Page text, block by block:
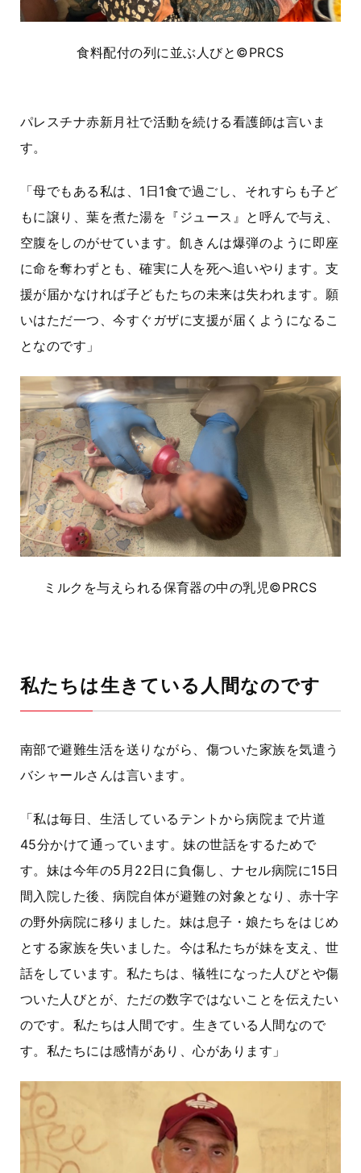
食料配付の列に並ぶ人びと ©PRCS
パレスチナ赤新月社で活動を続ける看護師は言いま
す。
「母でもある私は、1日1食で過ごし、それすらも子ど
もに譲り、葉を煮た湯を『ジュース』と呼んで与え、
空腹をしのがせています。飢きんは爆弾のように即座
に命を奪わずとも、確実に人を死へ追いやります。支
援が届かなければ子どもたちの未来は失われます。願
いはただ一つ、今すぐガザに支援が届くようになるこ
となのです」
ミルクを与えられる保育器の中の乳児©PRCS
私たちは生きている人間なのです
南部で避難生活を送りながら、傷ついた家族を気遣う
バシャールさんは言います。
「私は毎日、生活しているテントから病院まで片道
45分かけて通っています。妹の世話をするためで
す。妹は今年の5 月 22日に負傷し、ナセル病院に15日
間入院した後、病院自体が避難の対象となり、赤十字
の野外病院に移りました。妹は息子・娘たちをはじめ
とする家族を失いました。今は私たちが妹を支え、世
話をしています。私たちは、犠牲になった人びとや傷
ついた人びとが、ただの数字ではないことを伝えたい
のです。私たちは人間です。生きている人間なので
す。私たちには感情があり、心があります」